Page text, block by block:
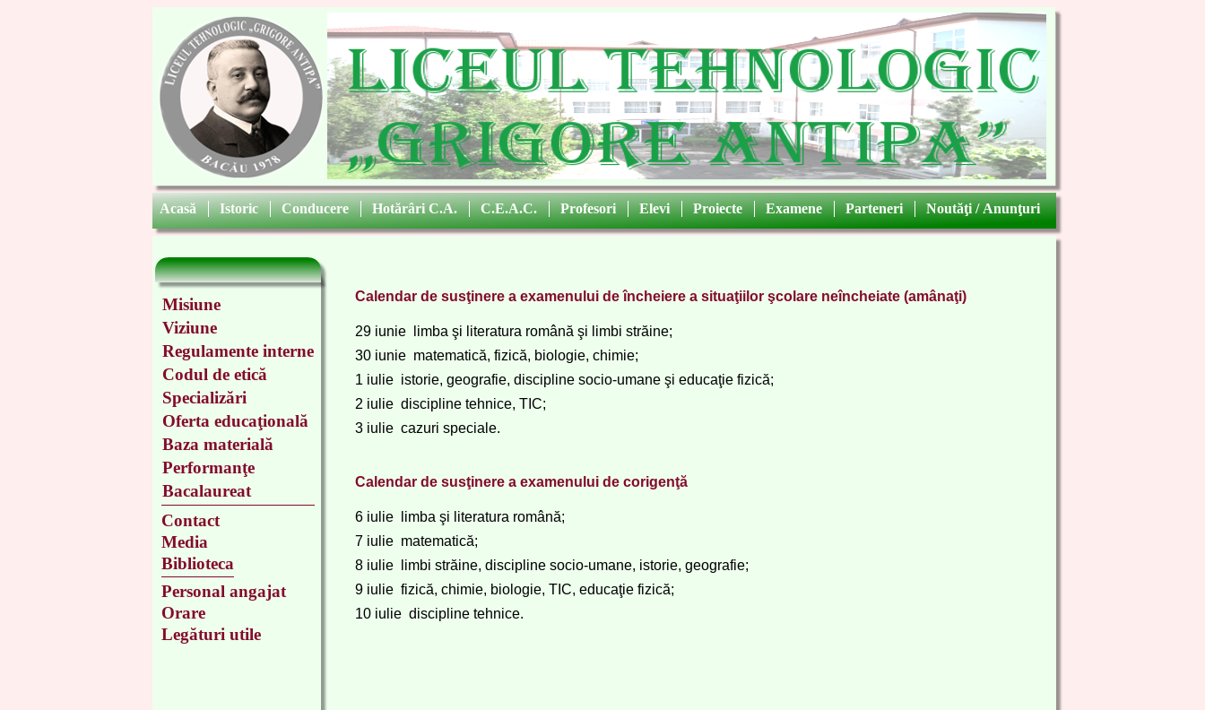
Personal angajat
Orare
Legături utile
Contact
Media
Biblioteca
Misiune
Viziune
Regulamente interne
Codul de etică
Specializări
Oferta educaţională
Baza materială
Performanţe
Bacalaureat
Acasă | Istoric | Conducere | Hotărâri C.A. | C.E.A.C. | Profesori | Elevi | Proiecte | Examene | Parteneri | Noutăţi / Anunţuri
Calendar de susţinere a examenului de încheiere a situaţiilor şcolare neîncheiate (amânaţi)
29 iunie  limba şi literatura română şi limbi străine;
30 iunie  matematică, fizică, biologie, chimie;
1 iulie  istorie, geografie, discipline socio-umane şi educaţie fizică;
2 iulie  discipline tehnice, TIC;
3 iulie  cazuri speciale.
Calendar de susţinere a examenului de corigenţă
6 iulie  limba şi literatura română;
7 iulie  matematică;
8 iulie  limbi străine, discipline socio-umane, istorie, geografie;
9 iulie  fizică, chimie, biologie, TIC, educaţie fizică;
10 iulie  discipline tehnice.